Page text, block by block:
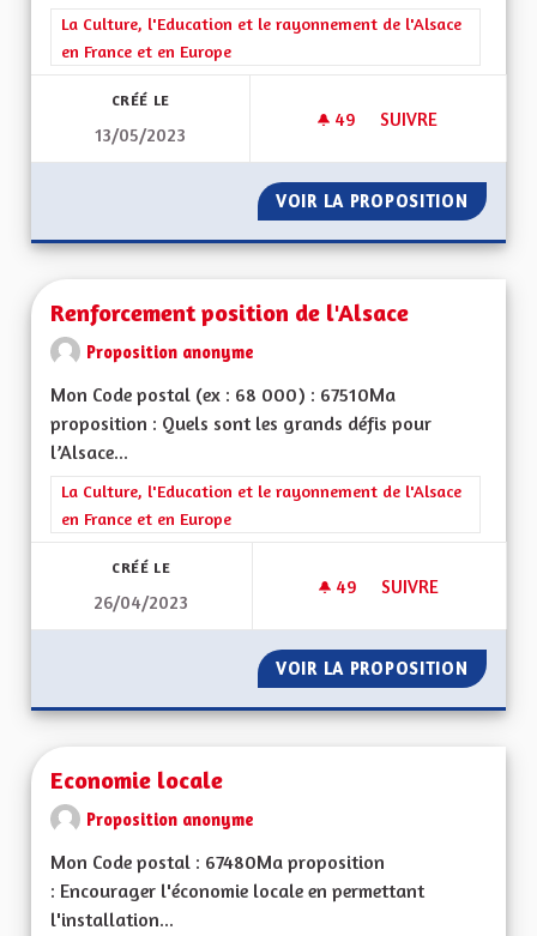
Filtrer les résultats de la catégorie : La Culture, l'Education et
La Culture, l'Education et le rayonnement de l'Alsace
en France et en Europe
CRÉÉ LE
13/05/2023
49 49 ABONNÉS
SUIVRE
VOIR LA PROPOSITION
Renforcement position de l'Alsace
Proposition anonyme
Mon Code postal (ex : 68 000) : 67510Ma
proposition : Quels sont les grands défis pour
l’Alsace...
Filtrer les résultats de la catégorie : La Culture, l'Education et
La Culture, l'Education et le rayonnement de l'Alsace
en France et en Europe
CRÉÉ LE
26/04/2023
49 49 ABONNÉS
SUIVRE
VOIR LA PROPOSITION
Economie locale
Proposition anonyme
Mon Code postal : 67480Ma proposition
: Encourager l'économie locale en permettant
l'installation...